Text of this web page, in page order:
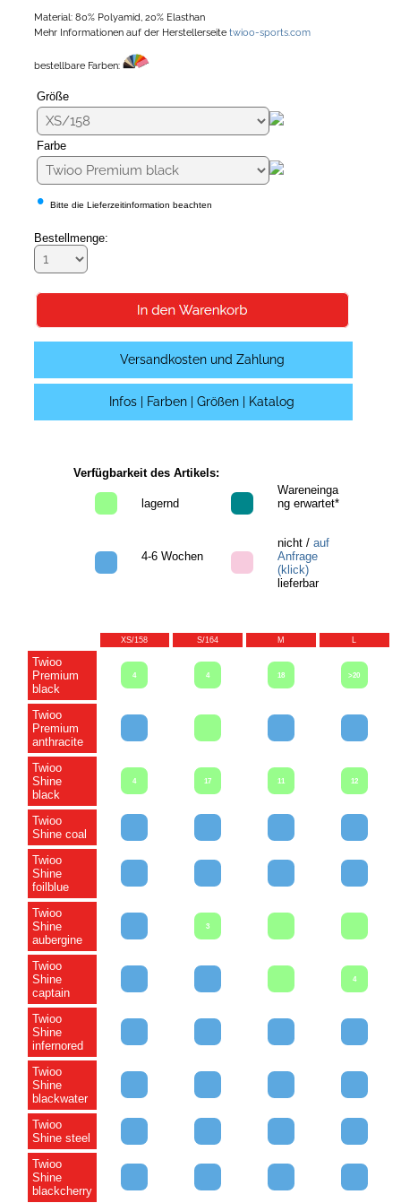
Material: 80% Polyamid, 20% Elasthan
Mehr Informationen auf der Herstellerseite twioo-sports.com
bestellbare Farben:
Größe
Farbe
• Bitte die Lieferzeitinformation beachten
Bestellmenge:
Versandkosten und Zahlung
Infos | Farben | Größen | Katalog
Verfügbarkeit des Artikels:
lagernd
Wareneinga
ng erwartet*
4-6 Wochen
nicht /auf
Anfrage
(klick)
lieferbar
XS/158 S/164 M L
Twioo
Premium
black
4 4 18 >20
Twioo
Premium
anthracite
Twioo
Shine
black
4 17 11 12
Twioo
Shine coal
Twioo
Shine
foilblue
Twioo
Shine
aubergine
3
Twioo
Shine
captain
4
Twioo
Shine
infernored
Twioo
Shine
blackwater
Twioo
Shine steel
Twioo
Shine
blackcherry